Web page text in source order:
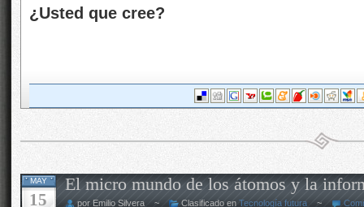
¿Usted que cree?
MAY
15
El micro mundo de los átomos y la
por Emilio Silvera ~ Clasificado en Tecnología futura~